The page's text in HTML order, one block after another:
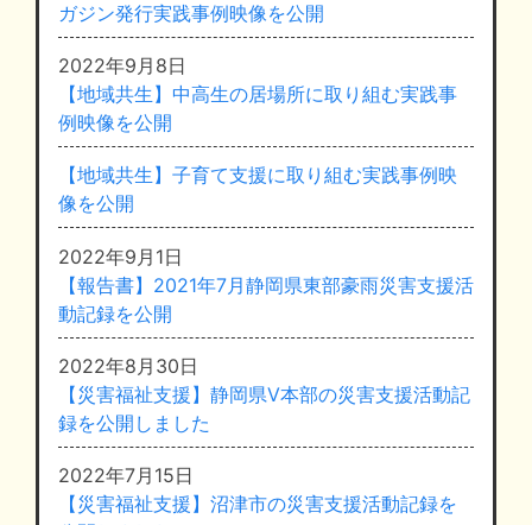
ガジン発行実践事例映像を公開
2022年9月8日
【地域共生】中高生の居場所に取り組む実践事
例映像を公開
【地域共生】子育て支援に取り組む実践事例映
像を公開
2022年9月1日
【報告書】2021年7月静岡県東部豪雨災害支援活
動記録を公開
2022年8月30日
【災害福祉支援】静岡県V本部の災害支援活動記
録を公開しました
2022年7月15日
【災害福祉支援】沼津市の災害支援活動記録を